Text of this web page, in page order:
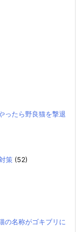
ったら野良猫を撃退
策 (52)
の名称がゴキブリに